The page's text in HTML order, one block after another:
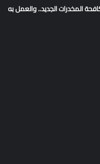
المخدرات الجديد.. والعمل به